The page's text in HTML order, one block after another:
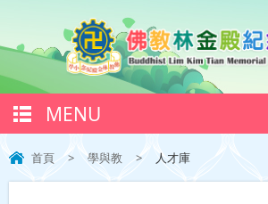
MENU
首頁 > 學與教 > 人才庫